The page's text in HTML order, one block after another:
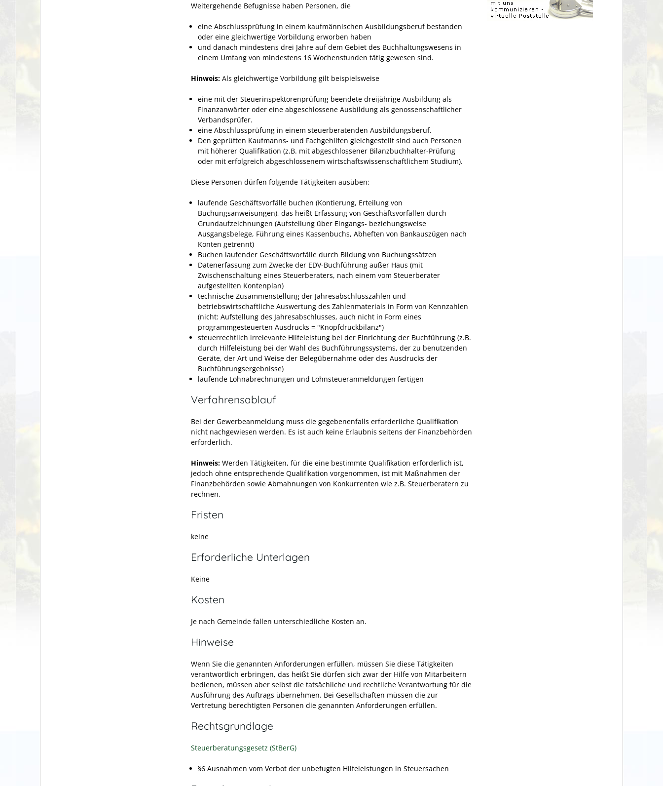
Weitergehende Befugnisse haben Personen, die
eine Abschlussprüfung in einem kaufmännischen Ausbildungsberuf bestanden
oder eine gleichwertige Vorbildung erworben haben
und danach mindestens drei Jahre auf dem Gebiet des Buchhaltungswesens in
einem Umfang von mindestens 16 Wochenstunden tätig gewesen sind.
Hinweis: Als gleichwertige Vorbildung gilt beispielsweise
eine mit der Steuerinspektorenprüfung beendete dreijährige Ausbildung als
Finanzanwärter oder eine abgeschlossene Ausbildung als genossenschaftlicher
Verbandsprüfer.
eine Abschlussprüfung in einem steuerberatenden Ausbildungsberuf.
Den geprüften Kaufmanns- und Fachgehilfen gleichgestellt sind auch Personen
mit höherer Qualifikation (z.B. mit abgeschlossener Bilanzbuchhalter-Prüfung
oder mit erfolgreich abgeschlossenem wirtschaftswissenschaftlichem Studium).
Diese Personen dürfen folgende Tätigkeiten ausüben:
laufende Geschäftsvorfälle buchen (Kontierung, Erteilung von
Buchungsanweisungen), das heißt Erfassung von Geschäftsvorfällen durch
Grundaufzeichnungen (Aufstellung über Eingangs- beziehungsweise
Ausgangsbelege, Führung eines Kassenbuchs, Abheften von Bankauszügen nach
Konten getrennt)
Buchen laufender Geschäftsvorfälle durch Bildung von Buchungssätzen
Datenerfassung zum Zwecke der EDV-Buchführung außer Haus (mit
Zwischenschaltung eines Steuerberaters, nach einem vom Steuerberater
aufgestellten Kontenplan)
technische Zusammenstellung der Jahresabschlusszahlen und
betriebswirtschaftliche Auswertung des Zahlenmaterials in Form von Kennzahlen
(nicht: Aufstellung des Jahresabschlusses, auch nicht in Form eines
programmgesteuerten Ausdrucks = "Knopfdruckbilanz")
steuerrechtlich irrelevante Hilfeleistung bei der Einrichtung der Buchführung (z.B.
durch Hilfeleistung bei der Wahl des Buchführungssystems, der zu benutzenden
Geräte, der Art und Weise der Belegübernahme oder des Ausdrucks der
Buchführungsergebnisse)
laufende Lohnabrechnungen und Lohnsteueranmeldungen fertigen
Verfahrensablauf
Bei der Gewerbeanmeldung muss die gegebenenfalls erforderliche Qualifikation
nicht nachgewiesen werden. Es ist auch keine Erlaubnis seitens der Finanzbehörden
erforderlich.
Hinweis: Werden Tätigkeiten, für die eine bestimmte Qualifikation erforderlich ist,
jedoch ohne entsprechende Qualifikation vorgenommen, ist mit Maßnahmen der
Finanzbehörden sowie Abmahnungen von Konkurrenten wie z.B. Steuerberatern zu
rechnen.
Fristen
keine
Erforderliche Unterlagen
Keine
Kosten
Je nach Gemeinde fallen unterschiedliche Kosten an.
Hinweise
Wenn Sie die genannten Anforderungen erfüllen, müssen Sie diese Tätigkeiten
verantwortlich erbringen, das heißt Sie dürfen sich zwar der Hilfe von Mitarbeitern
bedienen, müssen aber selbst die tatsächliche und rechtliche Verantwortung für die
Ausführung des Auftrags übernehmen. Bei Gesellschaften müssen die zur
Vertretung berechtigten Personen die genannten Anforderungen erfüllen.
Rechtsgrundlage
Steuerberatungsgesetz (StBerG)
§6 Ausnahmen vom Verbot der unbefugten Hilfeleistungen in Steuersachen